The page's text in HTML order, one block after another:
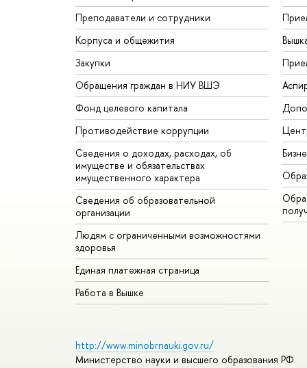
Преподаватели и сотрудники
Корпуса и общежития
Закупки
Обращения граждан в НИУ ВШЭ
Фонд целевого капитала
Противодействие коррупции
Сведения о доходах, расходах, об
имуществе и обязательствах
имущественного характера
Сведения об образовательной
организации
Людям с ограниченными возможностями
здоровья
Единая платежная страница
Работа в Вышке
http://www.minobrnauki.gov.ru/
Министерство науки и высшего образования РФ